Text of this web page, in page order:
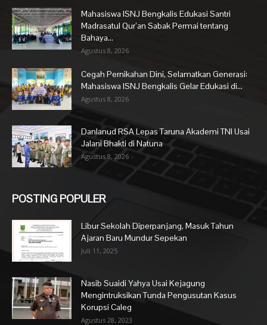
Mahasiswa ISNJ Bengkalis Edukasi Santri
Madrasatul Qur’an Sabak Permai tentang
Bahaya...
Agustus 8, 2026
Cegah Pernikahan Dini, Selamatkan Generasi:
Mahasiswa ISNJ Bengkalis Gelar Edukasi di...
Agustus 8, 2026
Danlanud RSA Lepas Taruna Akademi TNI Usai
Jalani Bhakti di Natuna
Agustus 8, 2026
POSTING POPULER
Libur Sekolah Diperpanjang, Masuk Tahun
Ajaran Baru Mundur Sepekan
Juli 11, 2025
Nasib Suaidi Yahya Usai Kejagung
Mengintruksikan Tunda Pengusutan Kasus
Korupsi Caleg
Agustus 28, 2023